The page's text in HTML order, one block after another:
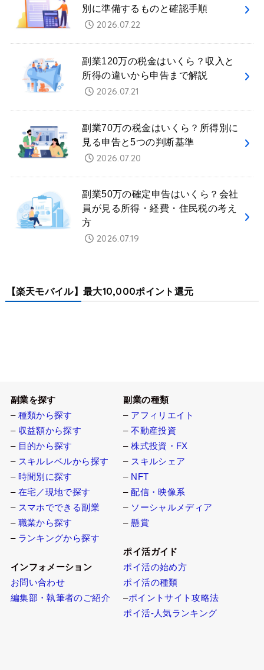
別に準備するものと確認手順
2026.07.22
副業120万の税金はいくら？収入と
所得の違いから申告まで解説
2026.07.21
副業70万の税金はいくら？所得別に
見る申告と5つの判断基準
2026.07.20
副業50万の確定申告はいくら？会社
員が見る所得・経費・住民税の考え
方
2026.07.19
【楽天モバイル】最大10,000ポイント還元
–種類から探す
–
収益額から探す
–目的から探す
副業の種類
–アフィリエイト
–不動産投資
株式投資・FX
–スキルシェア